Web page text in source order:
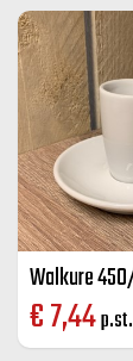
€7,44p.st.